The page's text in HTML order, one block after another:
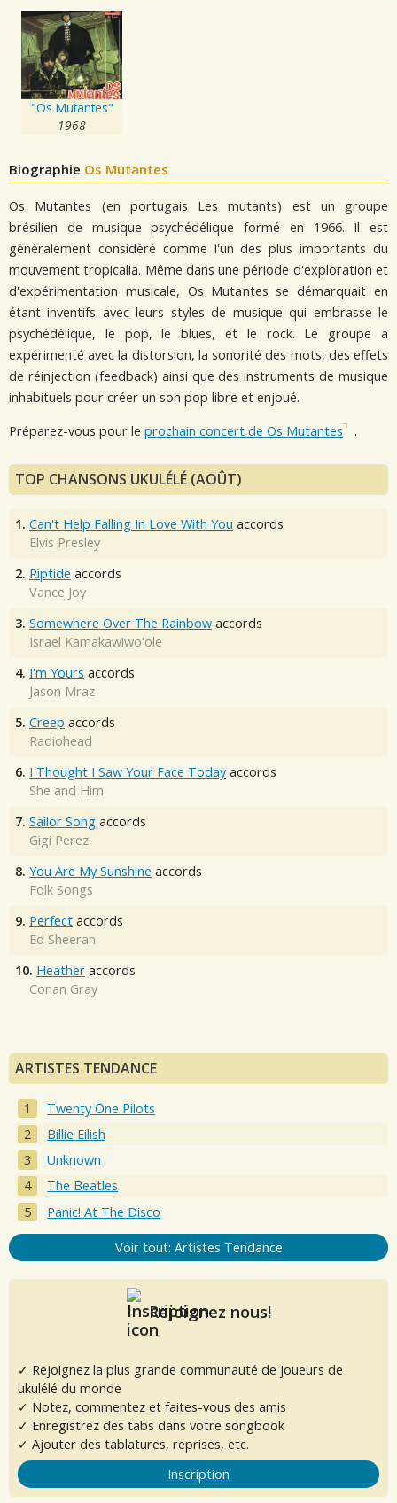
"Os Mutantes"
1968
Biographie Os Mutantes
Os Mutantes (en portugais Les mutants) est un groupe
brésilien de musique psychédélique formé en 1966. Il est
généralement considéré comme l'un des plus importants du
mouvement tropicalia. Même dans une période d'exploration et
d'expérimentation musicale, Os Mutantes se démarquait en
étant inventifs avec leurs styles de musique qui embrasse le
psychédélique, le pop, le blues, et le rock. Le groupe a
expérimenté avec la distorsion, la sonorité des mots, des effets
de réinjection (feedback) ainsi que des instruments de musique
inhabituels pour créer un son pop libre et enjoué.
Préparez-vous pour le prochain concert de Os Mutantes .
TOP CHANSONS UKULÉLÉ (AOÛT)
1. Can't Help Falling In Love With You accords
Elvis Presley
2. Riptide accords
Vance Joy
3. Somewhere Over The Rainbow accords
Israel Kamakawiwo'ole
4. I'm Yours accords
Jason Mraz
5. Creep accords
Radiohead
6. I Thought I Saw Your Face Today accords
She and Him
7. Sailor Song accords
Gigi Perez
8. You Are My Sunshine accords
Folk Songs
9. Perfect accords
Ed Sheeran
10. Heather accords
Conan Gray
ARTISTES TENDANCE
Twenty One Pilots
Billie Eilish
Unknown
The Beatles
Panic! At The Disco
Voir tout: Artistes Tendance
Rejoignez nous!
✓ Rejoignez la plus grande communauté de joueurs de
ukulélé du monde
✓ Notez, commentez et faites-vous des amis
✓ Enregistrez des tabs dans votre songbook
✓ Ajouter des tablatures, reprises, etc.
Inscription